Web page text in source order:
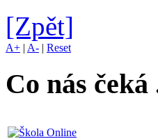
[Zpět]
A+ | A- | Reset
Co nás čeká